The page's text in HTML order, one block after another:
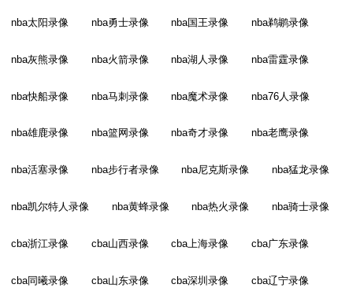
nba太阳录像 nba勇士录像 nba国王录像 nba鹈鹕录像
nba灰熊录像 nba火箭录像 nba湖人录像 nba雷霆录像
nba快船录像 nba马刺录像 nba魔术录像 nba76人录像
nba雄鹿录像 nba篮网录像 nba奇才录像 nba老鹰录像
nba活塞录像 nba步行者录像 nba尼克斯录像 nba猛龙录像
nba凯尔特人录像 nba黄蜂录像 nba热火录像 nba骑士录像
cba浙江录像 cba山西录像 cba上海录像 cba广东录像
cba同曦录像 cba山东录像 cba深圳录像 cba辽宁录像